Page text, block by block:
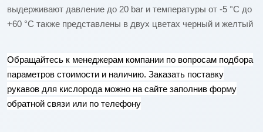
выдерживают давление до 20 bar и температуры от -5 °C до
+60 °C также представлены в двух цветах черный и желтый
Обращайтесь к менеджерам компании по вопросам подбора
параметров стоимости и наличию. Заказать поставку
рукавов для кислорода можно на сайте заполнив форму
обратной связи или по телефону